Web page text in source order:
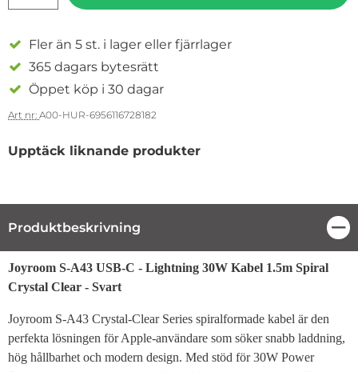
Fler än 5 st. i lager eller fjärrlager
365 dagars bytesrätt
Öppet köp i 30 dagar
Art nr: A00-HUR-6956116728182
Upptäck liknande produkter
Produktbeskrivning
Produktbeskrivning
Joyroom S-A43 USB-C - Lightning 30W Kabel 1.5m Spiral
Crystal Clear - Svart
Joyroom S-A43 Crystal-Clear Series spiralformade kabel är den
perfekta lösningen för Apple-användare som söker snabb laddning,
hög hållbarhet och modern design. Med stöd för 30W Power